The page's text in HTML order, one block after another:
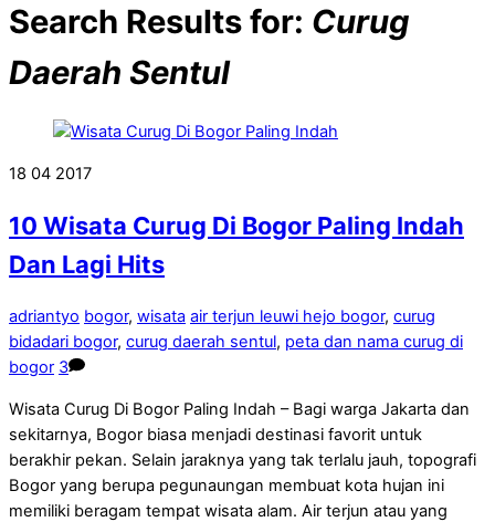
Search Results for: Curug
Daerah Sentul
18 04 2017
10 Wisata Curug Di Bogor Paling Indah
Dan Lagi Hits
adriantyo bogor, wisata air terjun leuwi hejo bogor, curug
bidadari bogor, curug daerah sentul, peta dan nama curug di
bogor 3
Wisata Curug Di Bogor Paling Indah – Bagi warga Jakarta dan
sekitarnya, Bogor biasa menjadi destinasi favorit untuk
berakhir pekan. Selain jaraknya yang tak terlalu jauh, topografi
Bogor yang berupa pegunaungan membuat kota hujan ini
memiliki beragam tempat wisata alam. Air terjun atau yang